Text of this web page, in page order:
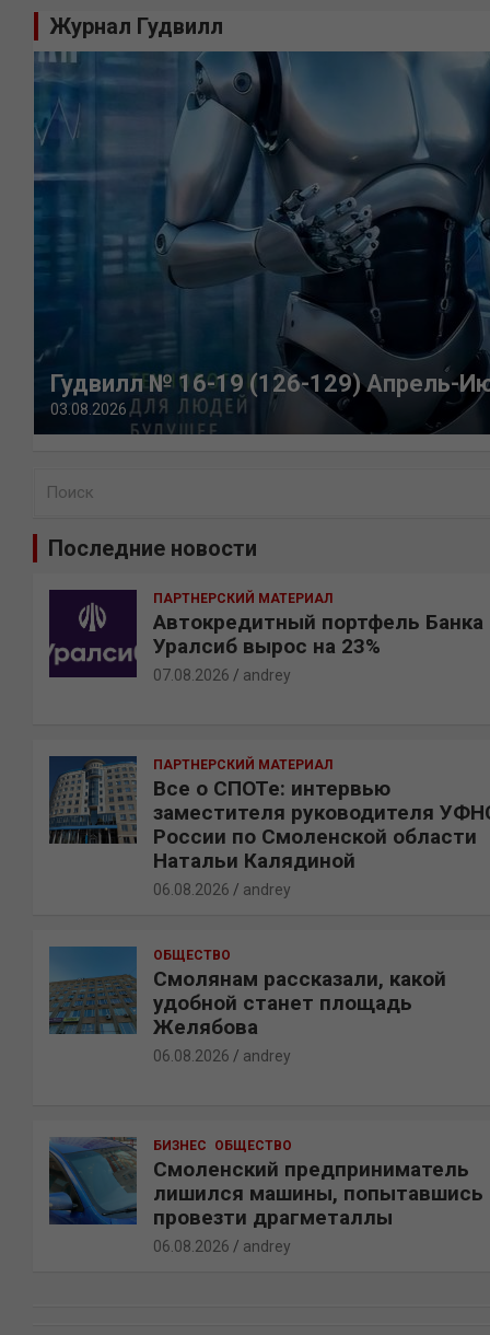
Журнал Гудвилл
Гудвилл № 16-19 (126-129) Апрель-
03.08.2026
Последние новости
ПАРТНЕРСКИЙ МАТЕРИАЛ
Автокредитный портфель Банка
Уралсиб вырос на 23%
07.08.2026 andrey
ПАРТНЕРСКИЙ МАТЕРИАЛ
Все о СПОТе: интервью
заместителя руководителя
России по Смоленской области
Натальи Калядиной
06.08.2026 andrey
ОБЩЕСТВО
Смолянам рассказали, какой
удобной станет площадь
Желябова
06.08.2026 andrey
БИЗНЕС ОБЩЕСТВО
Смоленский предприниматель
лишился машины, попытавшись
провезти драгметаллы
06.08.2026 andrey